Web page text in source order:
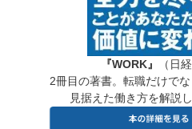
『WORK』
（日
2冊目の著書。転職だけで
見据えた働き方を解説し